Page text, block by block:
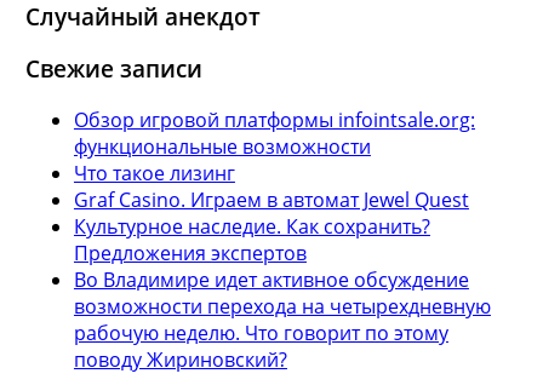
Случайный анекдот
Свежие записи
Обзор игровой платформы infointsale.org:
функциональные возможности
Что такое лизинг
Graf Casino. Играем в автомат Jewel Quest
Культурное наследие. Как сохранить?
Предложения экспертов
Во Владимире идет активное обсуждение
возможности перехода на четырехдневную
рабочую неделю. Что говорит по этому
поводу Жириновский?